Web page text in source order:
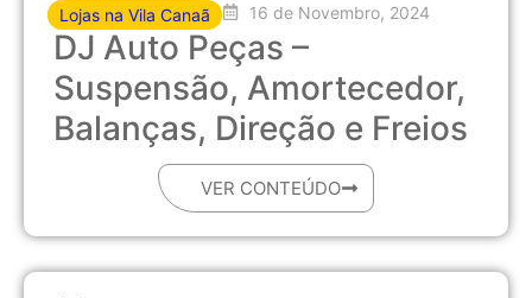
Lojas na Vila Canaã 16 de Novembro, 2024
DJ Auto Peças –
Suspensão, Amortecedor,
Balanças, Direção e Freios
VER CONTEÚDO